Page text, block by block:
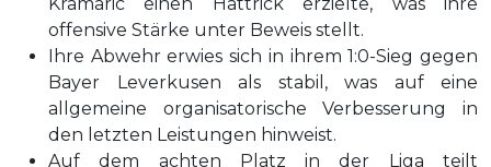
offensive Stärke unter Beweis stellt.
Ihre Abwehr erwies sich in ihrem 1:0-Sieg gegen
Bayer Leverkusen als stabil, was auf eine
allgemeine organisatorische Verbesserung in
den letzten Leistungen hinweist.
Auf dem achten Platz in der Liga teilt